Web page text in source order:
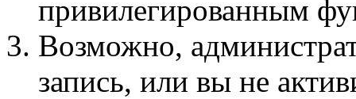
привилегированным
Возможно,
запись, или вы не